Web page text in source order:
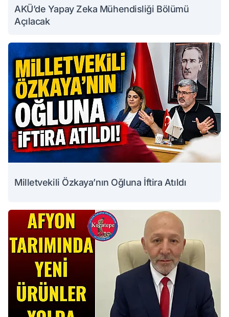
AKÜ’de Yapay Zeka Mühendisliği Bölümü
Açılacak
Milletvekili Özkaya’nın Oğluna İftira Atıldı